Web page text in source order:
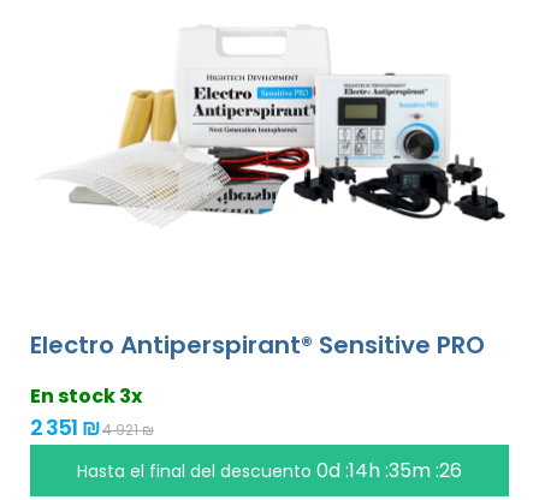
Electro Antiperspirant® Sensitive PRO
En stock 3x
2 351 ₪4 921 ₪
Hasta el final del descuento 0d :14h :35m :26